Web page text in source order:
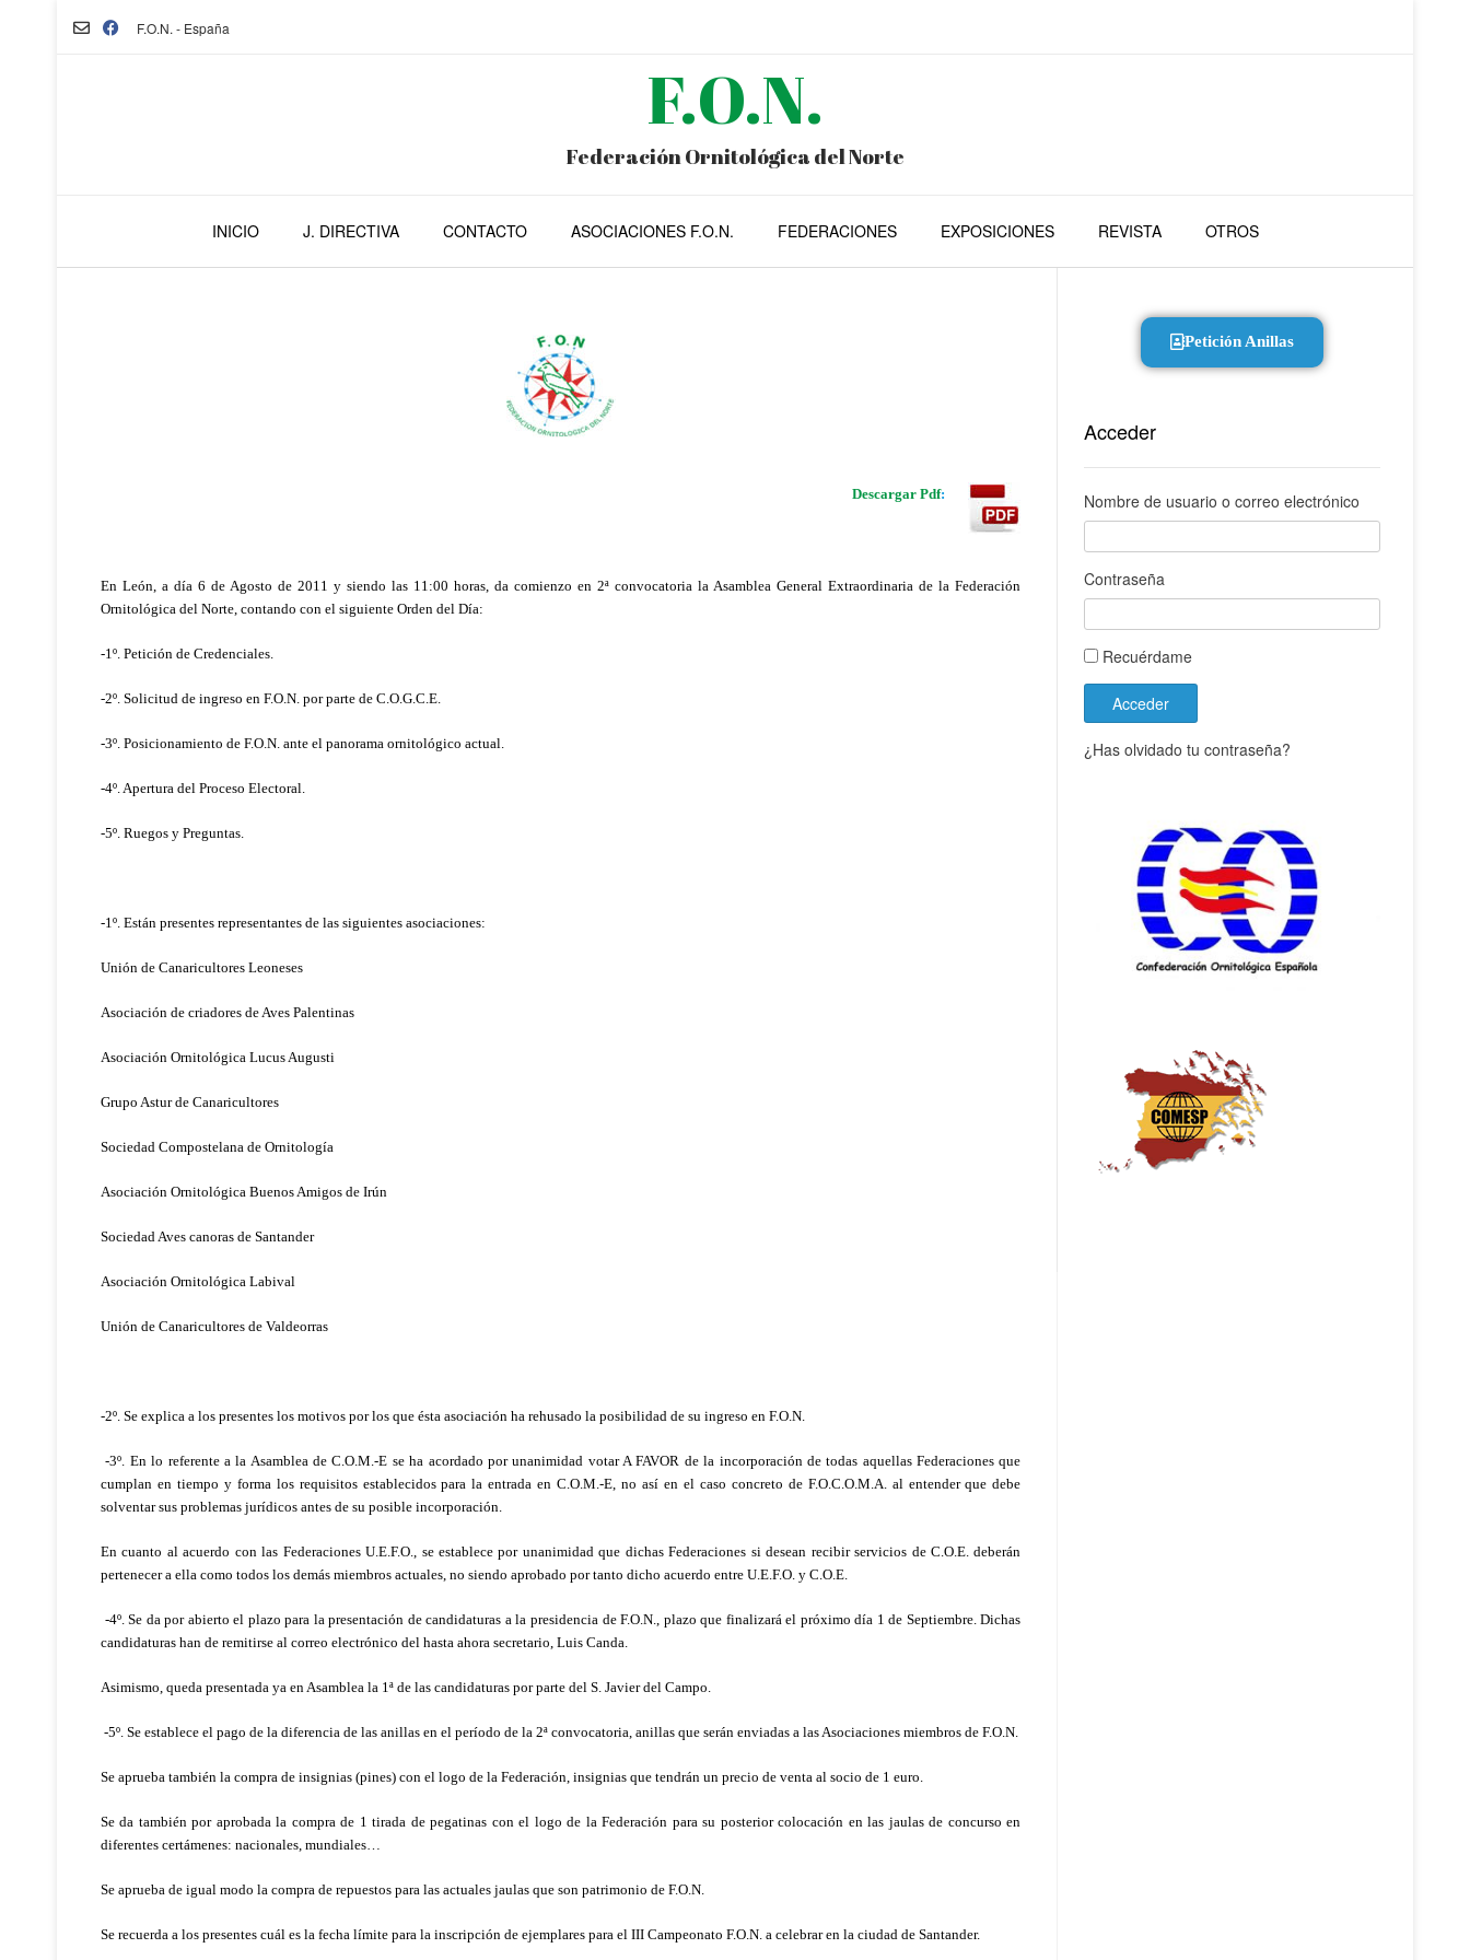
F.O.N. - España
F.O.N.
Federación Ornitológica del Norte
INICIO J. DIRECTIVA CONTACTO ASOCIACIONES F.O.N. FEDERACIONES EXPOSICIONES REVISTA OTROS
Descargar Pdf:
En León, a día 6 de Agosto de 2011 y siendo las 11:00 horas, da comienzo en 2ª convocatoria la Asamblea General Extraordinaria de la Federación
Ornitológica del Norte, contando con el siguiente Orden del Día:
-1º. Petición de Credenciales.
-2º. Solicitud de ingreso en F.O.N. por parte de C.O.G.C.E.
-3º. Posicionamiento de F.O.N. ante el panorama ornitológico actual.
-4º. Apertura del Proceso Electoral.
-5º. Ruegos y Preguntas.
-1º. Están presentes representantes de las siguientes asociaciones:
Unión de Canaricultores Leoneses
Asociación de criadores de Aves Palentinas
Asociación Ornitológica Lucus Augusti
Grupo Astur de Canaricultores
Sociedad Compostelana de Ornitología
Asociación Ornitológica Buenos Amigos de Irún
Sociedad Aves canoras de Santander
Asociación Ornitológica Labival
Unión de Canaricultores de Valdeorras
-2º. Se explica a los presentes los motivos por los que ésta asociación ha rehusado la posibilidad de su ingreso en F.O.N.
-3º. En lo referente a la Asamblea de C.O.M.-E se ha acordado por unanimidad votar A FAVOR de la incorporación de todas aquellas Federaciones que
cumplan en tiempo y forma los requisitos establecidos para la entrada en C.O.M.-E, no así en el caso concreto de F.O.C.O.M.A. al entender que debe
solventar sus problemas jurídicos antes de su posible incorporación.
En cuanto al acuerdo con las Federaciones U.E.F.O., se establece por unanimidad que dichas Federaciones si desean recibir servicios de C.O.E. deberán
pertenecer a ella como todos los demás miembros actuales, no siendo aprobado por tanto dicho acuerdo entre U.E.F.O. y C.O.E.
-4º. Se da por abierto el plazo para la presentación de candidaturas a la presidencia de F.O.N., plazo que finalizará el próximo día 1 de Septiembre. Dichas
candidaturas han de remitirse al correo electrónico del hasta ahora secretario, Luis Canda.
Asimismo, queda presentada ya en Asamblea la 1ª de las candidaturas por parte del S. Javier del Campo.
-5º. Se establece el pago de la diferencia de las anillas en el período de la 2ª convocatoria, anillas que serán enviadas a las Asociaciones miembros de F.O.N.
Se aprueba también la compra de insignias (pines) con el logo de la Federación, insignias que tendrán un precio de venta al socio de 1 euro.
Se da también por aprobada la compra de 1 tirada de pegatinas con el logo de la Federación para su posterior colocación en las jaulas de concurso en
diferentes certámenes: nacionales, mundiales…
Se aprueba de igual modo la compra de repuestos para las actuales jaulas que son patrimonio de F.O.N.
Se recuerda a los presentes cuál es la fecha límite para la inscripción de ejemplares para el III Campeonato F.O.N. a celebrar en la ciudad de Santander.
Petición Anillas
Acceder
Nombre de usuario o correo electrónico
Contraseña
Recuérdame
Acceder
¿Has olvidado tu contraseña?